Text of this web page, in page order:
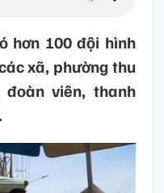
hơn 100 đội hình
xã, phường thu
viên, thanh